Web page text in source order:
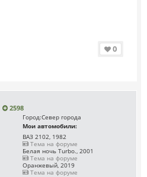
0
2598
Город:Север города
Мои автомобили:
ВАЗ 2102, 1982
Тема на форуме
Белая ночь Turbo., 2001
Тема на форуме
Оранжевый, 2019
Тема на форуме